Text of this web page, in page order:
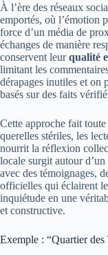
À l’ère des réseaux
emportés, où l’émotion
force d’un média de
échanges de manière
conservent leurqualité
limitant les
dérapages inutiles et on
basés sur des faits
Cette approche fait
querelles stériles, les
nourrit la réflexion
locale surgit autour
avec des témoignages,
officielles qui éclairent
inquiétude en une
et constructive.
Exemple : “Quartier